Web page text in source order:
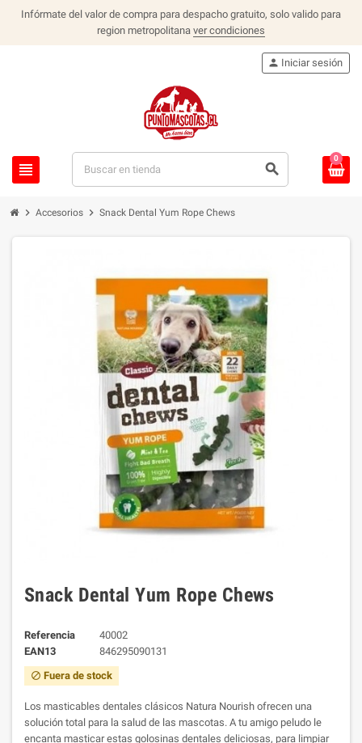
Infórmate del valor de compra para despacho gratuito, solo valido para
region metropolitana ver condiciones
view_headline search
person Iniciar sesión
0
chevron_right Accesorios chevron_right Snack Dental Yum Rope Chews
Snack Dental Yum Rope Chews
Referencia
40002
EAN13
846295090131
block Fuera de stock
Los masticables dentales clásicos Natura Nourish ofrecen una
solución total para la salud de las mascotas. A tu amigo peludo le
encanta masticar estas golosinas dentales deliciosas, para limpiar